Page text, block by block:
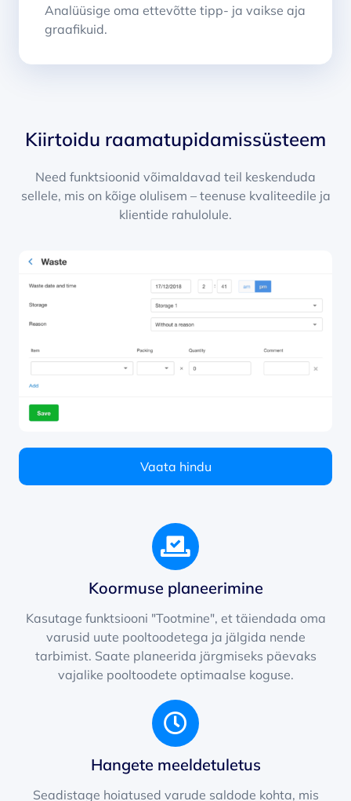
Analüüsige oma ettevõtte tipp- ja vaikse aja
graafikuid.
Koormuse planeerimine
Kasutage funktsiooni "Tootmine", et täiendada oma
varusid uute pooltoodetega ja jälgida nende
tarbimist. Saate planeerida järgmiseks päevaks
vajalike pooltoodete optimaalse koguse.
Hangete meeldetuletus
Seadistage hoiatused varude saldode kohta, mis
Kiirtoidu raamatupidamissüsteem
Need funktsioonid võimaldavad teil keskenduda
sellele, mis on kõige olulisem – teenuse kvaliteedile ja
klientide rahulolule.
Vaata hindu